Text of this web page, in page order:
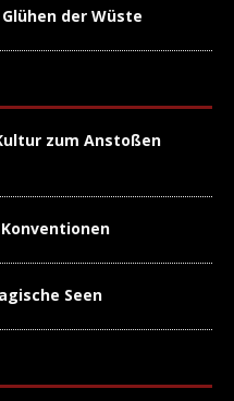
der Wüste
zum Anstoßen
Seen